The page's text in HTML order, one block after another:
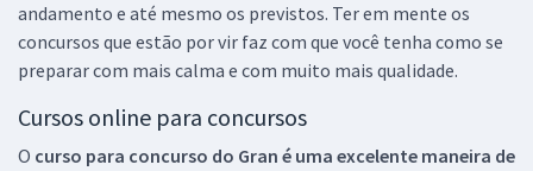
andamento e até mesmo os previstos. Ter em mente os
concursos que estão por vir faz com que você tenha como se
preparar com mais calma e com muito mais qualidade.
Cursos online para concursos
O curso para concurso do Gran é uma excelente maneira de